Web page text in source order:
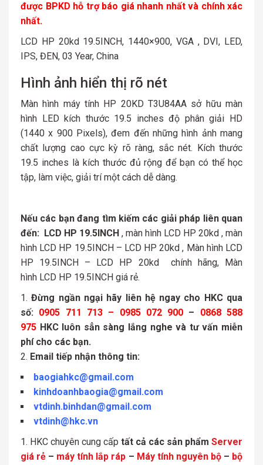
được BPKD hỗ trợ báo giá nhanh nhất và chính xác
nhất.
LCD HP 20kd 19.5INCH, 1440×900, VGA , DVI, LED,
IPS, ĐEN, 03 Year, China
Hình ảnh hiển thị rõ nét
Màn hình máy tính HP 20KD T3U84AA sở hữu màn
hình LED kích thước 19.5 inches độ phân giải HD
(1440 x 900 Pixels), đem đến những hình ảnh mang
chất lượng cao cực kỳ rõ ràng, sắc nét. Kích thước
19.5 inches là kích thước đủ rộng để bạn có thể học
tập, làm việc, giải trí một cách dễ dàng.
Nếu các bạn đang tìm kiếm các giải pháp liên quan
đến: LCD HP 19.5INCH , màn hình LCD HP 20kd , màn
hình LCD HP 19.5INCH – LCD HP 20kd , Màn hình LCD
HP 19.5INCH – LCD HP 20kd chính hãng, Màn
hình LCD HP 19.5INCH giá rẻ.
Đừng ngần ngại hãy liên hệ ngay cho HKC qua
số: 0905 711 713 – 0985 072 900 – 0868 588
975 HKC luôn sẳn sàng lắng nghe và tư vấn miễn
phí cho các bạn.
Email tiếp nhận thông tin:
baogiahkc@gmail.com
kinhdoanhbaogia@gmail.com
vtdinh.binhdan@gmail.com
vtdinh@hkc.vn
HKC chuyên cung cấp tất cả các sản phẩm Server
giá rẻ – máy tính lắp ráp – Máy tính nguyên bộ– bộ